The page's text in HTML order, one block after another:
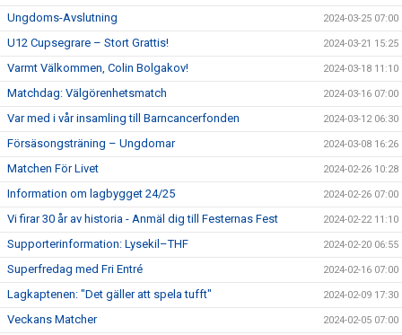
Ungdoms-Avslutning 2024-03-25 07:00
U12 Cupsegrare – Stort Grattis! 2024-03-21 15:25
Varmt Välkommen, Colin Bolgakov! 2024-03-18 11:10
Matchdag: Välgörenhetsmatch 2024-03-16 07:00
Var med i vår insamling till Barncancerfonden 2024-03-12 06:30
Försäsongsträning – Ungdomar 2024-03-08 16:26
Matchen För Livet 2024-02-26 10:28
Information om lagbygget 24/25 2024-02-26 07:00
Vi firar 30 år av historia - Anmäl dig till Festernas Fest 2024-02-22 11:10
Supporterinformation: Lysekil–THF 2024-02-20 06:55
Superfredag med Fri Entré 2024-02-16 07:00
Lagkaptenen: "Det gäller att spela tufft" 2024-02-09 17:30
Veckans Matcher 2024-02-05 07:00